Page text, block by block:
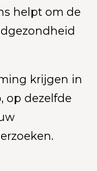
helpt om de
krijgen in
op dezelfde